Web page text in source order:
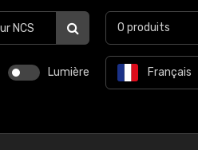
Lumière Français
0 produits